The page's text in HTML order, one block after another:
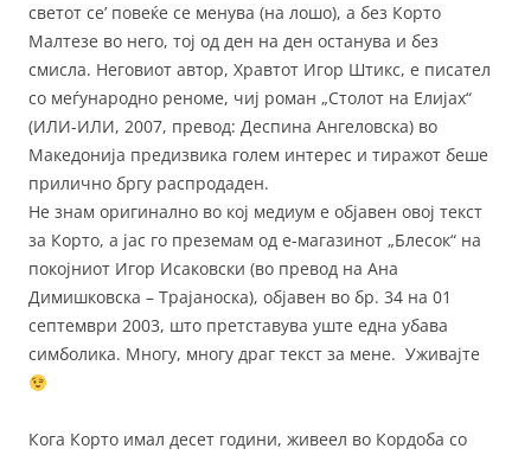
светот се’ повеќе се менува (на лошо), а без Корто
Малтезе во него, тој од ден на ден останува и без
смисла. Неговиот автор, Хравтот Игор Штикс, е писател
со меѓународно реноме, чиј роман „Столот на Елијах“
(ИЛИ-ИЛИ, 2007, превод: Деспина Ангеловска) во
Македонија предизвика голем интерес и тиражот беше
прилично бргу распродаден.
Не знам оригинално во кој медиум е објавен овој текст
за Корто, а јас го преземам од е-магазинот „Блесок“ на
покојниот Игор Исаковски (во превод на Ана
Димишковска – Трајаноска), објавен во бр. 34 на 01
септември 2003, што претставува уште една убава
симболика. Многу, многу драг текст за мене. Уживајте
Кога Корто имал десет години, живеел во Кордоба со